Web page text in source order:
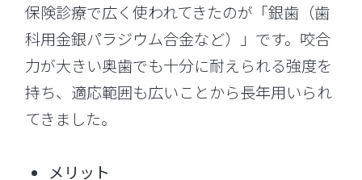
保険診療で広く使われてきたのが「銀歯（歯
科用金銀パラジウム合金など）」です。咬合
力が大きい奥歯でも十分に耐えられる強度を
持ち、適応範囲も広いことから長年用いられ
てきました。
メリット